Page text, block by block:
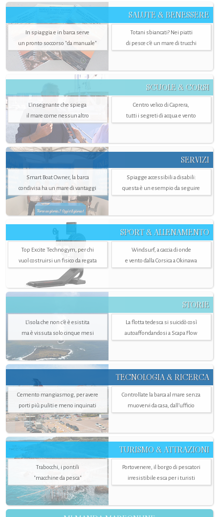
SALUTE & BENESSERE
In spiaggia e in barca serve
un pronto soccorso "da manuale"
Totani sbiancati? Nei piatti
di pesce c'è un mare di trucchi
SCUOLE & CORSI
L'insegnante che spiega
il mare come nessun altro
Centro velico di Caprera,
tutti i segreti di acqua e vento
SERVIZI
Smart Boat Owner, la barca
condivisa ha un mare di vantaggi
Spiagge accessibili a disabili:
questa è un esempio da seguire
SPORT & ALLENAMENTO
Top Excite Technogym, per chi
vuol costruirsi un fisico da regata
Windsurf, a caccia di onde
e vento dalla Corsica a Okinawa
STORIE
L’isola che non c'è è esistita
ma è vissuta solo cinque mesi
La flotta tedesca si suicidò così
autoaffondandosi a Scapa Flow
TECNOLOGIA & RICERCA
Cemento mangiasmog, per avere
porti più puliti e meno inquinati
Controllate la barca al mare senza
muovervi da casa, dall’ufficio
TURISMO & ATTRAZIONI
Trabocchi, i pontili
"macchine da pesca"
Portovenere, il borgo di pescatori
irresistibile esca per i turisti